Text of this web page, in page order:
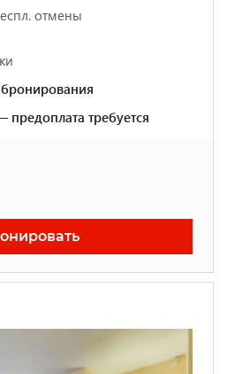
отмены
требуется